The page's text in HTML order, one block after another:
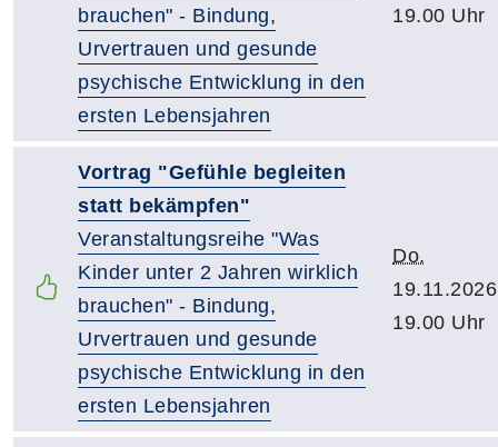
brauchen" - Bindung,
Urvertrauen und gesunde
psychische Entwicklung in den
ersten Lebensjahren
19.00 Uhr
Vortrag "Gefühle begleiten
statt bekämpfen"
Veranstaltungsreihe "Was
Kinder unter 2 Jahren wirklich
brauchen" - Bindung,
Urvertrauen und gesunde
psychische Entwicklung in den
ersten Lebensjahren
Do.
19.00 Uhr